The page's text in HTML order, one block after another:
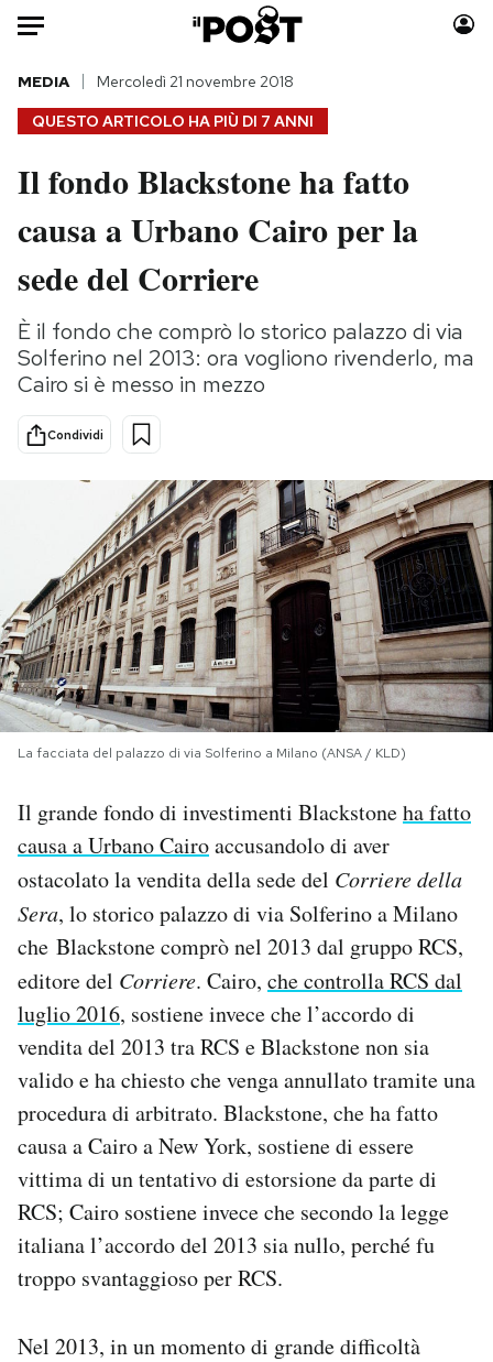
Auto
HOME
Italia
Politica
Tecnologia
Scienza
Cultura
Sport
Moda
Consumismi
Media
PODCAST
NEWSLETTER
I MIEI PREFERITI
SHOP
CALENDARIO
Area Personale
Newsletter
Notifiche mobile
Hai bisogno di aiuto?
Esci
QUESTO ARTICOLO HA PIÙ DI 7 ANNI
MEDIA Mercoledì 21 novembre 2018
Il fondo Blackstone ha fatto
causa a Urbano Cairo per la
sede del Corriere
È il fondo che comprò lo storico palazzo di via
Solferino nel 2013: ora vogliono rivenderlo, ma
Cairo si è messo in mezzo
Condividi
La facciata del palazzo di via Solferino a Milano (ANSA / KLD)
Il grande fondo di investimenti Blackstoneha fatto
causa a Urbano Cairoaccusandolo di aver
ostacolato la vendita della sede del Corriere della
Sera, lo storico palazzo di via Solferino a Milano
che Blackstone comprò nel 2013 dal gruppo RCS,
editore del Corriere. Cairo, che controlla RCS dal
luglio 2016, sostiene invece che l’accordo di
vendita del 2013 tra RCS e Blackstone non sia
valido e ha chiesto che venga annullato tramite una
procedura di arbitrato. Blackstone, che ha fatto
causa a Cairo a New York, sostiene di essere
vittima di un tentativo di estorsione da parte di
RCS; Cairo sostiene invece che secondo la legge
italiana l’accordo del 2013 sia nullo, perché fu
troppo svantaggioso per RCS.
Nel 2013, in un momento di grande difficoltà